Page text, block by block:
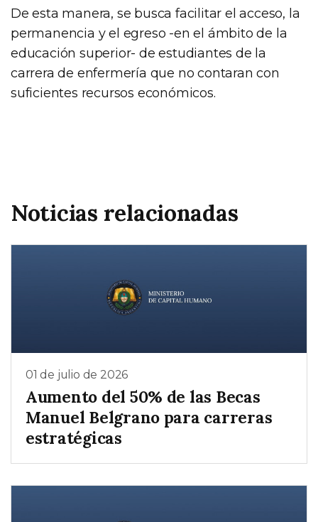
De esta manera, se busca facilitar el acceso, la
permanencia y el egreso -en el ámbito de la
educación superior- de estudiantes de la
carrera de enfermería que no contaran con
suficientes recursos económicos.
Noticias relacionadas
01 de julio de 2026
Aumento del 50% de las Becas
Manuel Belgrano para carreras
estratégicas